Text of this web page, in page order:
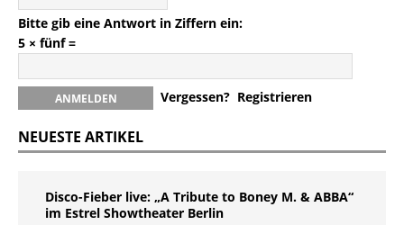
Bitte gib eine Antwort in Ziffern ein:
5 × fünf =
Vergessen? Registrieren
NEUESTE ARTIKEL
Disco-Fieber live: „A Tribute to Boney M. & ABBA“
im Estrel Showtheater Berlin